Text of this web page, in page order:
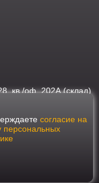
кв./оф. 202А (склад)
с требованиями
ФЗ "О персональных
возможно только при
данных. Для
с пользователями мы
сайтом, вы
cookie.
согласие на
персональных